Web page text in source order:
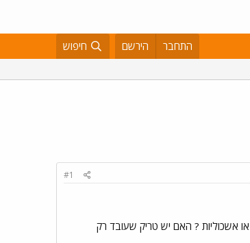
התחבר הירשם חיפוש
#1
אשכוליות ? האם יש טריק שעובד רק